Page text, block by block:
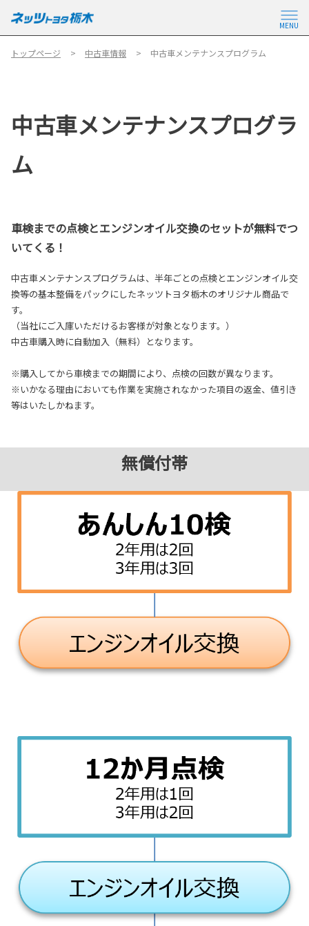
MENU
トップページ 中古車情報 中古車メンテナンスプログラム
中古車メンテナンスプログラ
ム
車検までの点検とエンジンオイル交換のセットが無料でつ
いてくる！
中古車メンテナンスプログラムは、半年ごとの点検とエンジンオイル交
換等の基本整備をパックにしたネッツトヨタ栃木のオリジナル商品で
す。
（当社にご入庫いただけるお客様が対象となります。）
中古車購入時に自動加入（無料）となります。
※購入してから車検までの期間により、点検の回数が異なります。
※ いかなる理由においても作業を実施されなかった項目の返金、値引き
等はいたしかねます。
無償付帯